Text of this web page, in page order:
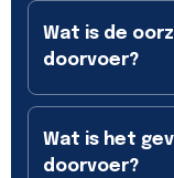
Wat is de
doorvoer?
Wat is het
doorvoer?